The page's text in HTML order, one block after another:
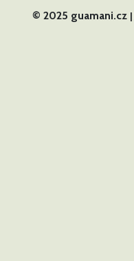
© 2025 guamani.cz |